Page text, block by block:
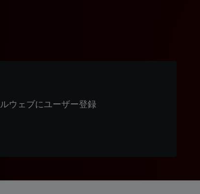
ウェブにユーザー登録